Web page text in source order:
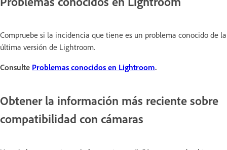
Compruebe si la incidencia que tiene es un problema conocido de la
última versión de Lightroom.
Consulte Problemas conocidos en Lightroom.
Obtener la información más reciente sobre
compatibilidad con cámaras